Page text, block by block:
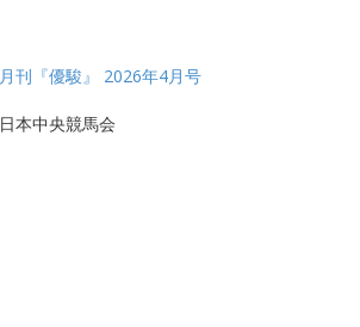
月刊『優駿』 2026年4月号
日本中央競馬会